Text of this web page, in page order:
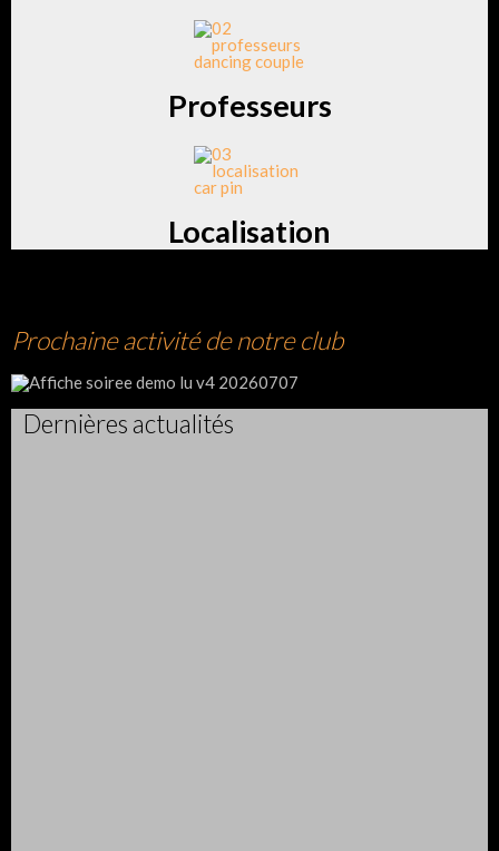
Professeurs
Localisation
Prochaine activité de notre club
Dernières actualités